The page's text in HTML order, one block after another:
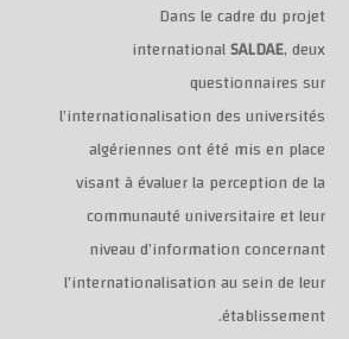
Dans le cadre du projet
internationalSALDAE, deux
questionnaires sur
l’internationalisation des universités
algériennes ont été mis en place
visant à évaluer la perception de la
communauté universitaire et leur
niveau d’information concernant
l’internationalisation au sein de leur
établissement.